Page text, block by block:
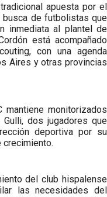
apuesta por el
busca de futbolistas que
inmediata al plantel de
está acompañado
con una agenda
Aires y otras provincias
monitorizados
dos jugadores que
deportiva por su
crecimiento.
del club hispalense
las necesidades del